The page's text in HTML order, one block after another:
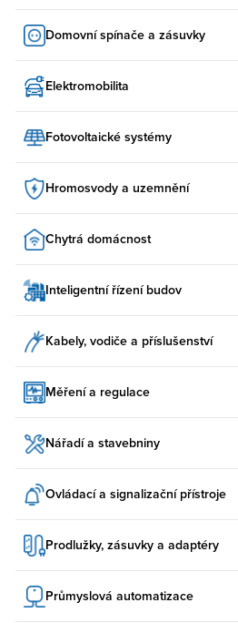
Domovní spínače a zásuvky
Elektromobilita
Fotovoltaické systémy
Hromosvody a uzemnění
Chytrá domácnost
Inteligentní řízení budov
Kabely, vodiče a příslušenství
Měření a regulace
Nářadí a stavebniny
Ovládací a signalizační přístroje
Prodlužky, zásuvky a adaptéry
Průmyslová automatizace